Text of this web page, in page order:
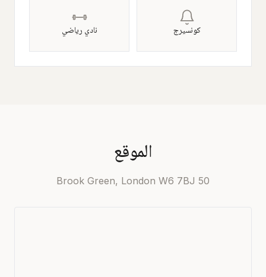
كونسيرج نادي رياضي
الموقع
50 Brook Green, London W6 7BJ